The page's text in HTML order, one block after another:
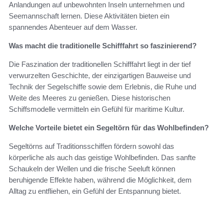
Anlandungen auf unbewohnten Inseln unternehmen und
Seemannschaft lernen. Diese Aktivitäten bieten ein
spannendes Abenteuer auf dem Wasser.
Was macht die traditionelle Schifffahrt so faszinierend?
Die Faszination der traditionellen Schifffahrt liegt in der tief
verwurzelten Geschichte, der einzigartigen Bauweise und
Technik der Segelschiffe sowie dem Erlebnis, die Ruhe und
Weite des Meeres zu genießen. Diese historischen
Schiffsmodelle vermitteln ein Gefühl für maritime Kultur.
Welche Vorteile bietet ein Segeltörn für das Wohlbefinden?
Segeltörns auf Traditionsschiffen fördern sowohl das
körperliche als auch das geistige Wohlbefinden. Das sanfte
Schaukeln der Wellen und die frische Seeluft können
beruhigende Effekte haben, während die Möglichkeit, dem
Alltag zu entfliehen, ein Gefühl der Entspannung bietet.